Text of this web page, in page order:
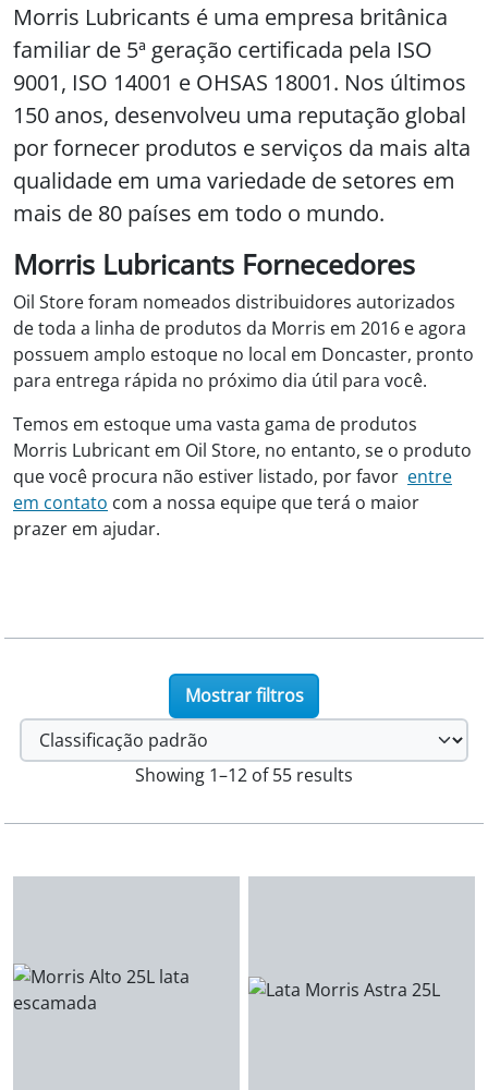
Morris Lubricants é uma empresa britânica
familiar de 5ª geração certificada pela ISO
9001, ISO 14001 e OHSAS 18001. Nos últimos
150 anos, desenvolveu uma reputação global
por fornecer produtos e serviços da mais alta
qualidade em uma variedade de setores em
mais de 80 países em todo o mundo.
Morris Lubricants Fornecedores
Oil Store foram nomeados distribuidores autorizados
de toda a linha de produtos da Morris em 2016 e agora
possuem amplo estoque no local em Doncaster, pronto
para entrega rápida no próximo dia útil para você.
Temos em estoque uma vasta gama de produtos
Morris Lubricant em Oil Store, no entanto, se o produto
que você procura não estiver listado, por favor entre
em contato com a nossa equipe que terá o maior
prazer em ajudar.
Mostrar filtros
Showing 1–12 of 55 results